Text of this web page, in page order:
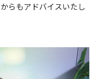
らもアドバイスいたし